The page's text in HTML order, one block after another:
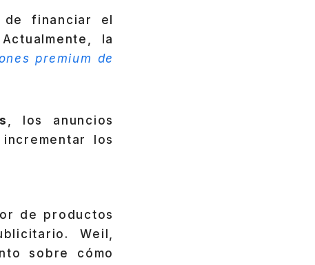
financiar el
la
premium de
, los anuncios
los
de productos
Weil,
sobre cómo